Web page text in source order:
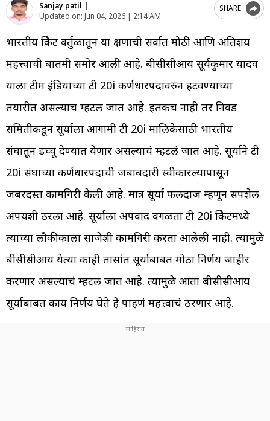
Sanjay patil |
Updated on: Jun 04, 2026 | 2:14 AM
SHARE
भारतीय क्रिकेट वर्तुळातून या क्षणाची सर्वात मोठी आणि अतिशय
महत्त्वाची बातमी समोर आली आहे. बीसीसीआय सूर्यकुमार यादव
याला टीम इंडियाच्या टी 20i कर्णधारपदावरुन हटवण्याच्या
तयारीत असल्याचं म्हटलं जात आहे. इतकंच नाही तर निवड
समितीकडून सूर्याला आगामी टी 20i मालिकेसाठी भारतीय
संघातून डच्चू देण्यात येणार असल्याचं म्हटलं जात आहे. सूर्याने टी
20i संघाच्या कर्णधारपदाची जबाबदारी स्वीकारल्यापासून
जबरदस्त कामगिरी केली आहे. मात्र सूर्या फलंदाज म्हणून सपशेल
अपयशी ठरला आहे. सूर्याला अपवाद वगळता टी 20i क्रिकेटमध्ये
त्याच्या लौकीकाला साजेशी कामगिरी करता आलेली नाही. त्यामुळे
बीसीसीआय येत्या काही तासांत सूर्याबाबत मोठा निर्णय जाहीर
करणार असल्याचं म्हटलं जात आहे. त्यामुळे आता बीसीसीआय
सूर्याबाबत काय निर्णय घेते हे पाहणं महत्त्वाचं ठरणार आहे.